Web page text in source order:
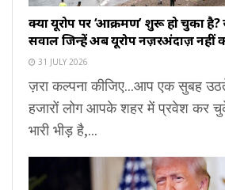
क्या यूरोप पर ‘आक्रमण’ शुरू हो चुका है?
सवाल जिन्हें अब यूरोप नज़रअंदाज़ नहीं
31 JULY 2026
ज़रा कल्पना कीजिए...आप एक सुबह
हजारों लोग आपके शहर में प्रवेश कर
भारी भीड़ है,...